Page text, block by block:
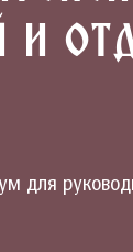
и
для